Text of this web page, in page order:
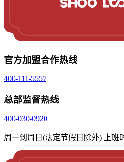
官方加盟合作热线
400-111-5557
总部监督热线
400-030-0920
周一到周日(法定节假日除外) 上班